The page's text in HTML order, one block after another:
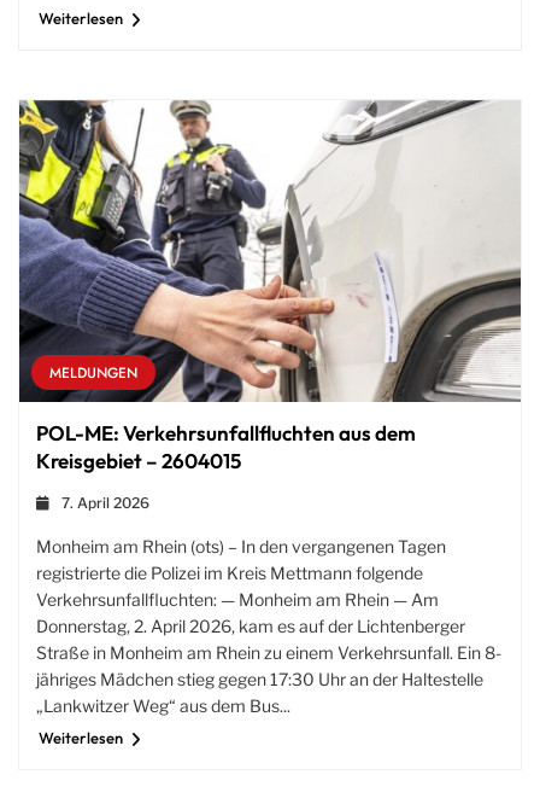
Weiterlesen
MELDUNGEN
POL-ME: Verkehrsunfallfluchten aus dem
Kreisgebiet – 2604015
7. April 2026
Monheim am Rhein (ots) – In den vergangenen Tagen
registrierte die Polizei im Kreis Mettmann folgende
Verkehrsunfallfluchten: — Monheim am Rhein — Am
Donnerstag, 2. April 2026, kam es auf der Lichtenberger
Straße in Monheim am Rhein zu einem Verkehrsunfall. Ein 8-
jähriges Mädchen stieg gegen 17:30 Uhr an der Haltestelle
„Lankwitzer Weg“ aus dem Bus...
Weiterlesen